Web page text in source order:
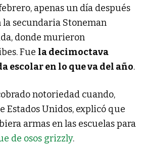
apenas un día después
la secundaria Stoneman
donde murieron
Fue la decimoctava
escolar en lo que va del año.
notoriedad cuando,
Estados Unidos, explicó que
armas en las escuelas para
de osos grizzly.